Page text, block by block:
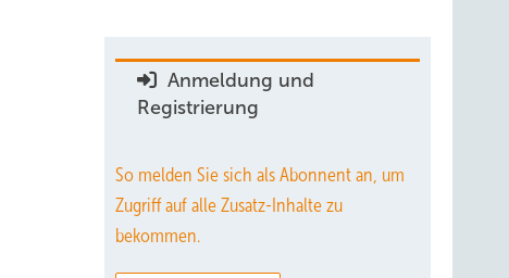
Anmeldung und
Registrierung
So melden Sie sich als Abonnent an, um
Zugriff auf alle Zusatz-Inhalte zu
bekommen.